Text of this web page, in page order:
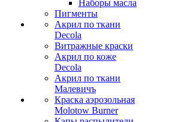
Наборы масла
Пигменты
Акрил по ткани
Decola
Витражные краски
Акрил по коже
Decola
Акрил по ткани
Малевичъ
Краска аэрозольная
Molotow Burner